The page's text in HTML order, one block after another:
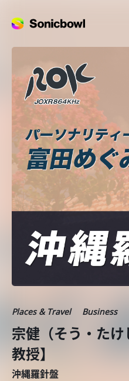
Places & Travel Business
宗健（そう・た
教授】
沖縄羅針盤